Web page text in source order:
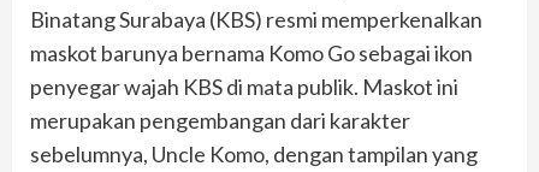
Binatang Surabaya (KBS) resmi memperkenalkan
maskot barunya bernama Komo Go sebagai ikon
penyegar wajah KBS di mata publik. Maskot ini
merupakan pengembangan dari karakter
sebelumnya, Uncle Komo, dengan tampilan yang